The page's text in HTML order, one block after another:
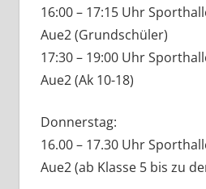
16:00 – 17:15 Uhr
Aue2 (Grundschüler)
17:30 – 19:00 Uhr
Aue2 (Ak 10-18)
Donnerstag:
16.00 – 17.30 Uhr
Aue2 (ab Klasse 5 bis zu